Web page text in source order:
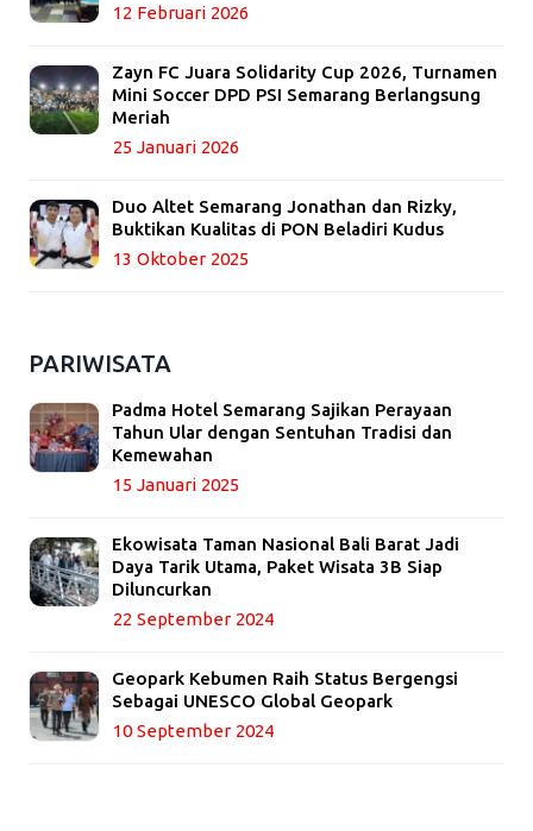
12 Februari 2026
Zayn FC Juara Solidarity Cup 2026, Turnamen
Mini Soccer DPD PSI Semarang Berlangsung
Meriah
25 Januari 2026
Duo Altet Semarang Jonathan dan Rizky,
Buktikan Kualitas di PON Beladiri Kudus
13 Oktober 2025
PARIWISATA
Padma Hotel Semarang Sajikan Perayaan
Tahun Ular dengan Sentuhan Tradisi dan
Kemewahan
15 Januari 2025
Ekowisata Taman Nasional Bali Barat Jadi
Daya Tarik Utama, Paket Wisata 3B Siap
Diluncurkan
22 September 2024
Geopark Kebumen Raih Status Bergengsi
Sebagai UNESCO Global Geopark
10 September 2024